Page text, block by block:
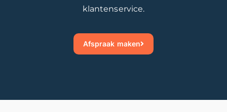
klantenservice.
Afspraak maken